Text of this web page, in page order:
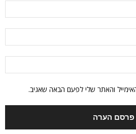
והאתר שלי לפעם הבאה שאגיב.